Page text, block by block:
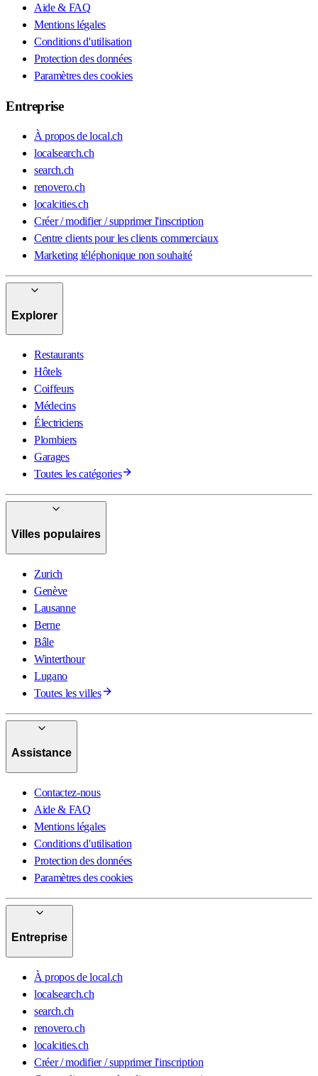
Aide & FAQ
Mentions légales
Conditions d'utilisation
Protection des données
Paramètres des cookies
Entreprise
À propos de local.ch
localsearch.ch
search.ch
renovero.ch
localcities.ch
Créer / modifier / supprimer l'inscription
Centre clients pour les clients commerciaux
Marketing téléphonique non souhaité
Explorer
Restaurants
Hôtels
Coiffeurs
Médecins
Électriciens
Plombiers
Garages
Toutes les catégories
Villes populaires
Zurich
Genève
Lausanne
Berne
Bâle
Winterthour
Lugano
Toutes les villes
Assistance
Contactez-nous
Aide & FAQ
Mentions légales
Conditions d'utilisation
Protection des données
Paramètres des cookies
Entreprise
À propos de local.ch
localsearch.ch
search.ch
renovero.ch
localcities.ch
Créer / modifier / supprimer l'inscription